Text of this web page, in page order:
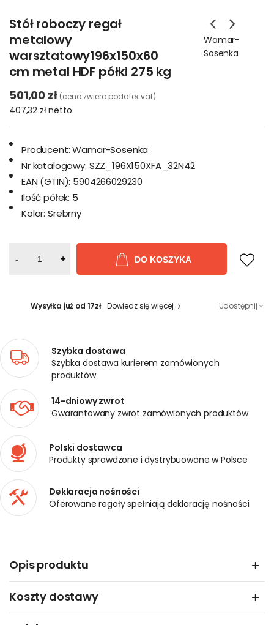
Stół roboczy regał
metalowy
warsztatowy196x150x60
cm metal HDF półki 275 kg
Wamar-
Sosenka
501,00 zł (cena zwiera podatek vat)
407,32 złnetto
Producent: Wamar-Sosenka
Nr katalogowy: SZZ_196X150XFA_32N42
EAN (GTIN): 5904266029230
Ilość półek: 5
Kolor: Srebrny
- + DO KOSZYKA
Wysyłka już od 17zł Dowiedz się więcej Udostępnij
Szybka dostawa
Szybka dostawa kurierem zamówionych
produktów
14-dniowy zwrot
Gwarantowany zwrot zamówionych produktów
Polski dostawca
Produkty sprawdzone i dystrybuowane w Polsce
Deklaracja nośności
Oferowane regały spełniają deklarację nośności
Opis produktu
Koszty dostawy